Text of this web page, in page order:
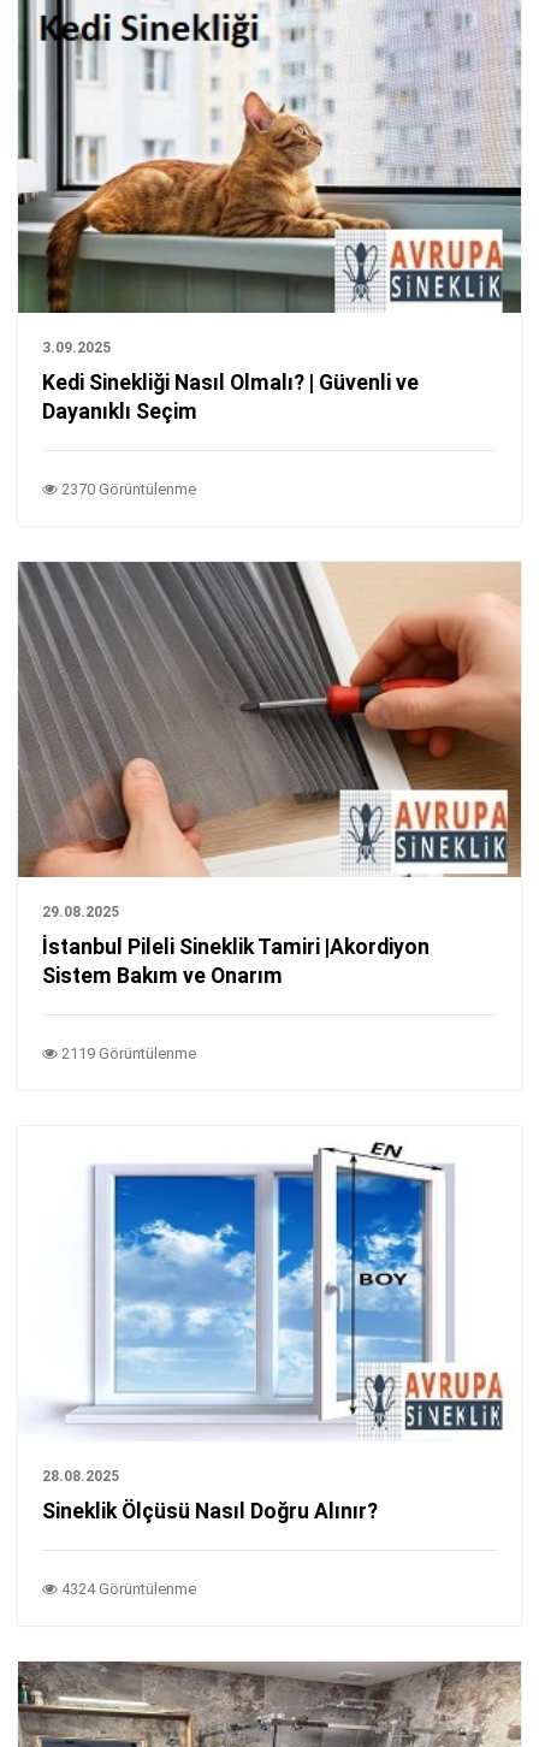
3.09.2025
Kedi Sinekliği Nasıl Olmalı? | Güvenli ve
Dayanıklı Seçim
2370 Görüntülenme
29.08.2025
İstanbul Pileli Sineklik Tamiri |Akordiyon
Sistem Bakım ve Onarım
2119 Görüntülenme
28.08.2025
Sineklik Ölçüsü Nasıl Doğru Alınır?
4324 Görüntülenme